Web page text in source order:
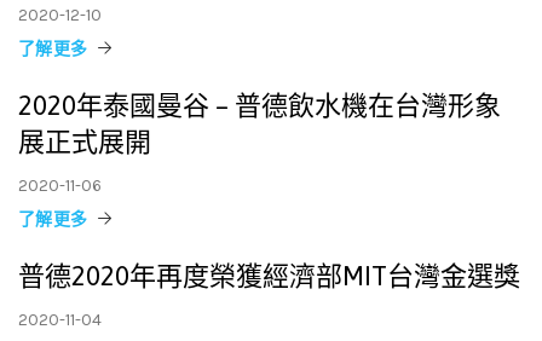
2020-12-10
了解更多
2020年泰國曼谷 – 普德飲水機在台灣形象
展正式展開
2020-11-06
了解更多
普德2020年再度榮獲經濟部MIT台灣金選獎
2020-11-04